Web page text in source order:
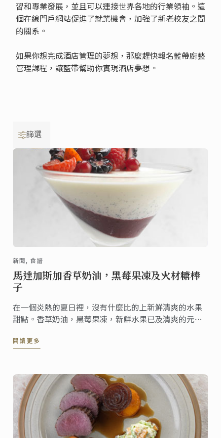
習和專業發展，並且可以連接世界各地的行業領袖。這
個在線門戶網站促進了就業機會，加強了新老校友之間
的關系。
如果你想完成酒店管理的夢想，那麼趕快報名藍帶廚藝
管理課程，讓藍帶幫助你實現酒店夢想。
篩選
新聞, 食譜
馬達加斯加香草奶油，黑莓果凍及火材糖棒
子
在一個炎熱的夏日裡，沒有什麼比的上新鮮清爽的水果
甜點。香草奶油，黑莓果凍，新鮮水果已及清爽的元
為您晚餐後提供完美的結局。
閱讀更多